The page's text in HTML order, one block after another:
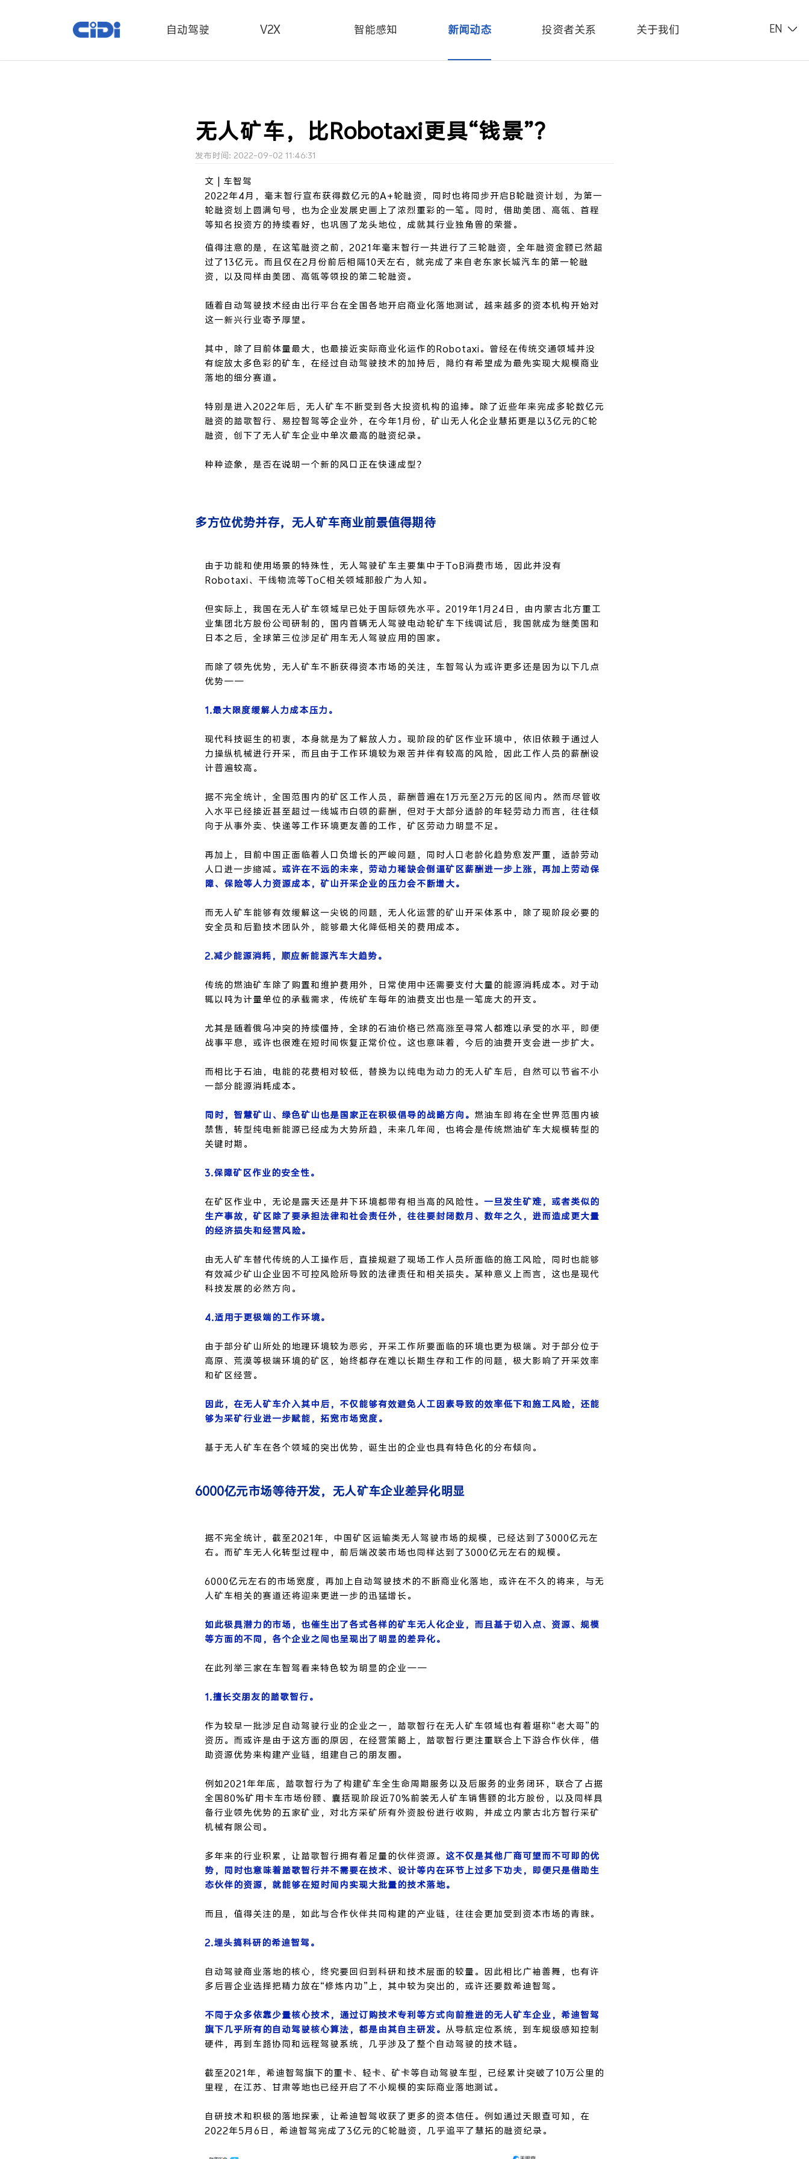
EN
自动驾驶 V2X 智能感知 新闻动态 投资者关系 关于我们
无人矿车，比Robotaxi更具“钱景”？
发布时间: 2022-09-02 11:46:31
文 | 车智驾
2022年4月，毫末智行宣布获得数亿元的A+轮融资，同时也将同步开启B轮融资计划，为第一
轮融资划上圆满句号，也为企业发展史画上了浓烈重彩的一笔。 同时，借助美团、高瓴、首程
等知名投资方的持续看好，也巩固了龙头地位，成就其行业独角兽的荣誉。
值得注意的是，在这笔融资之前，2021年毫末智行一共进行了三轮融资，全年融资金额已然超
过了13亿元。而且仅在2月份前后相隔10天左右，就完成了来自老东家长城汽车的第一轮融
资，以及同样由美团、高瓴等领投的第二轮融资。
随着自动驾 驶技术经由出行平台在全国各地开启商业化落地测试，越来越多的资本机构开始对
这一新兴行业寄予厚望。
其中，除了目前体量最大，也最接近实际商业化运作的Robotaxi。曾经在传统交通领域并没
有绽放太多色彩的矿车，在经过自动驾驶技术的加持后，隐约有希望成为最先实现大规模商业
落地的细分赛道。
特别是进入2022年后，无人矿车不断受到各大投资机构的追捧。除了近些年来完成多轮数亿元
融资的踏歌智行、易控智驾等企业外，在今年1月份，矿山无人化企业慧拓更是以3亿元的C轮
融资，创下了无人矿车企业中单次最高的融资纪录。
种种迹象，是否在说明一个新的风口正在快速成型？
多方位优势并存，无人矿车商业前景值得期待
由于功能和使用场景的特殊性，无人驾驶矿车主要集中于ToB消费市场，因此并没有
Robotaxi、干线物流等ToC相关领域那般广为人知。
但实际上，我国在无人矿车领域早已处于国际领先水平。2019年1月24日，由内蒙古北方重工
业集团北方股份公司研制的，国内首辆无人驾驶电动轮矿车下线调试后，我国就成为继美国和
日本之后，全球第三位涉足矿用车无人驾驶应用的国家。
而除了领先优势，无人矿车不断获得资本市场的关注，车智驾认为或许更多还是因为以下几点
优势——
1.最大限度缓解人力成本压力。
现代科技诞生的初衷，本身就是为了解放人力。现阶段的矿区作业环境中，依旧依赖于通过人
力操纵机械进行开采，而且由于工作环境较为艰苦并伴有较高的风险，因此工作人员的薪酬设
计普遍较高。
据不完全统计，全国范围内的矿区工作人员，薪酬普遍在1万元至2万元的区间内。然而尽管收
入水平已经接近甚至超过一线城市白领的薪酬，但对于大部分适龄的年轻劳动力而言，往往倾
向于从事外卖、快递等工作环境更友善的工作，矿区劳动力明显不足。
再加上，目前中国正面临着人口负增长的严峻问题，同时人口老龄化趋势愈发严重，适龄劳动
人口进一步缩减。 或许在不远的未来，劳动力稀缺会倒逼矿区薪酬进一步上涨，再加上劳动保
障、保险等人力资源成本，矿山开采企业的压力会不断增大。
而无人矿车能够有效缓解这一尖锐的问题，无人化运营的矿山开采体系中，除了现阶段必要的
安全员和后勤技术团队外，能够最大化降低相关的费用成本。
2.减少能源消耗，顺应新能源汽车大趋势。
传统的燃油矿车除了购置和维护费用外，日常使用中还需要支付大量的能源消耗成本。对于动
辄以吨为计量单位的承载需求，传统矿车每年的油费支出也是一笔庞大的开支。
尤其是随着俄乌冲突的持续僵持，全球的石油价格已然高涨至寻常人都难以承受的水平，即便
战事平息，或许也很难在短时间恢复正常价位。这也意味着，今后的油费开支会进一步扩大。
而相比于石油，电能的花费相对较低，替换为以纯电为动力的无人矿车后，自然可以节省不小
一部分能源消耗成本。
同时，智慧矿山、绿色矿山也是国家正在积极倡导的战略方向。 燃油车即将在全世界范围内被
禁售，转型纯电新能源已经成为大势所趋，未来几年间，也将会是传统燃油矿车大规模转型的
关键时期。
3.保障矿区作业的安全性。
在矿区作业中，无论是露天还是井下环境都带有相当高的风险性。 一旦发生矿难，或者类似的
生产事故，矿区除了要承担法律和社会责任外，往往要封闭数月、数年之久，进而造成更大量
的经济损失和经营风险。
由无人矿车替代传统的人工操作后，直接规避了现场工作人员所面临的施工风险，同时也能够
有效减少矿山企业因不可控风险所导致的法律责任和相关损失。某种意义上而言，这也是现代
科技发展的必然方向。
4.适用于更极端的工作环境。
由于部分矿山所处的地理环境较为恶劣，开采工作所要面临的环境也更为极端。对于部分位于
高原、荒漠等极端环境的矿区，始终都存在难以长期生存和工作的问题，极大影响了开采效率
和矿区经营。
因此，在无人矿车介入其中后，不仅能够有效避免人工因素导致的效率低下和施工风险，还能
够为采矿行业进一步赋能，拓宽市场宽度。
基于无人矿车在各个领域的突出优势，诞生出的企业也具有特色化的分布倾向。
6000亿元市场等待开发，无人矿车企业差异化明显
据不完全统计，截至2021年，中国矿区运输类无人驾驶市场的规模，已经达到了3000亿元左
右。而矿车无人化转型过程中，前后端改装市场也同样达到了3000亿元左右的规模。
6000亿元左右的市场宽度，再加上自动驾驶技术的不断商业化落地，或许在不久的将来，与无
人矿车相关的赛道还将迎来更进一步的迅猛增长。
如此极具潜力的市场，也催生出了各式各样的矿车无人化企业，而且基于切入点、资源、规模
等方面的不同，各个企业之间也呈现出了明显的差异化。
在此列举三家在车智驾看来特色较为明显的企业——
1.擅长交朋友的踏歌智行。
作为较早一批涉足自动驾驶行业的企业之一，踏歌智行在无人矿车领域也有着堪称“老大哥”的
资历。而或许是由于这方面的原因，在经营策略上，踏歌智行更注重联合上下游合作伙伴，借
助资源优势来构建产业链，组建自己的朋友圈。
例如2021年年底，踏歌智行为了构建矿车全生命周期服务以及后服务的业务闭环，联合了占据
全国80%矿用卡车市场份额、囊括现阶段近70%前装无人矿车销售额的北方股份，以及同样具
备行业领先优势的五家矿业，对北方采矿所有外资股份进行收购，并成立内蒙古北方智行采矿
机械有限公司。
多年来的行业积累，让踏歌智行拥有着足量的伙伴资源。 这不仅是其他厂商可望而不可即的优
势，同时也意味着踏歌智行并不需要在技术、设计等内在环节上过多下功夫，即便只是借助生
态伙伴的资源，就能够在短时间内实现大批量的技术落地。
而且，值得关注的是，如此与合作伙伴共同构建的产业链，往往会更加受到资本市场的青睐。
2.埋头搞科研的希迪智驾。
自动驾驶商业落地的核心，终究要回归到科研和技术层面的较量。因此相比广袖善舞，也有许
多后晋企业选择把精力放在“修炼内功”上，其中较为突出的，或许还要数希迪智驾。
不同于众多依靠少量核心技术，通过订购技术专利等方式向前推进的无人矿车企业，希迪智驾
旗下几乎所有的自动驾驶核心算法，都是由其自主研发。 从导航定位系统，到车规级感知控制
硬件，再到车路协同和远程驾驶系统，几乎涉及了整个自动驾驶的技术链。
截至2021年，希迪智驾旗下的重卡、轻卡、矿卡等自动驾驶车型，已经累计突破了10万公里的
里程，在江苏、甘肃等地也已经开启了不小规模的实际商业落地测试。
自研技术和积极的落地探索，让希迪智驾收获了更多的资本信任。例如通过天眼查可知，在
2022年5月6日，希迪智驾完成了3亿元的C轮融资，几乎追平了慧拓的融资纪录。